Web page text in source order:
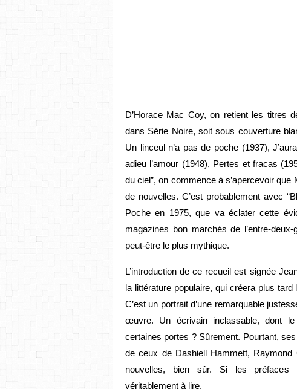
D’Horace Mac Coy, on retient les titres
dans Série Noire, soit sous couverture
Un linceul n’a pas de poche (1937),
adieu l’amour (1948), Pertes et fracas
du ciel”, on commence à s’apercevoir
de nouvelles. C’est probablement avec
Poche en 1975, que va éclater cette
magazines bon marchés de l’entre-
peut-être le plus mythique.
L’introduction de ce recueil est signée
la littérature populaire, qui créera plus
C’est un portrait d’une remarquable
œuvre. Un écrivain inclassable, dont
certaines portes ? Sûrement. Pourtant,
de ceux de Dashiell Hammett,
nouvelles, bien sûr. Si les préfaces
véritablement à lire.